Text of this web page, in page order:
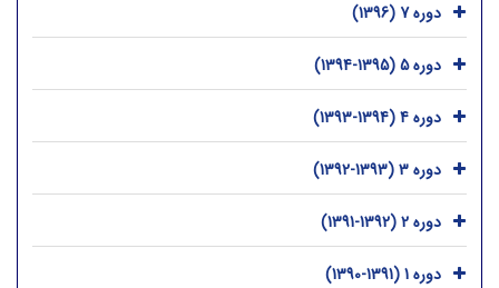
دوره 7 (1396)
دوره 5 (1395-1394)
دوره 4 (1394-1393)
دوره 3 (1393-1392)
دوره 2 (1392-1391)
دوره 1 (1391-1390)